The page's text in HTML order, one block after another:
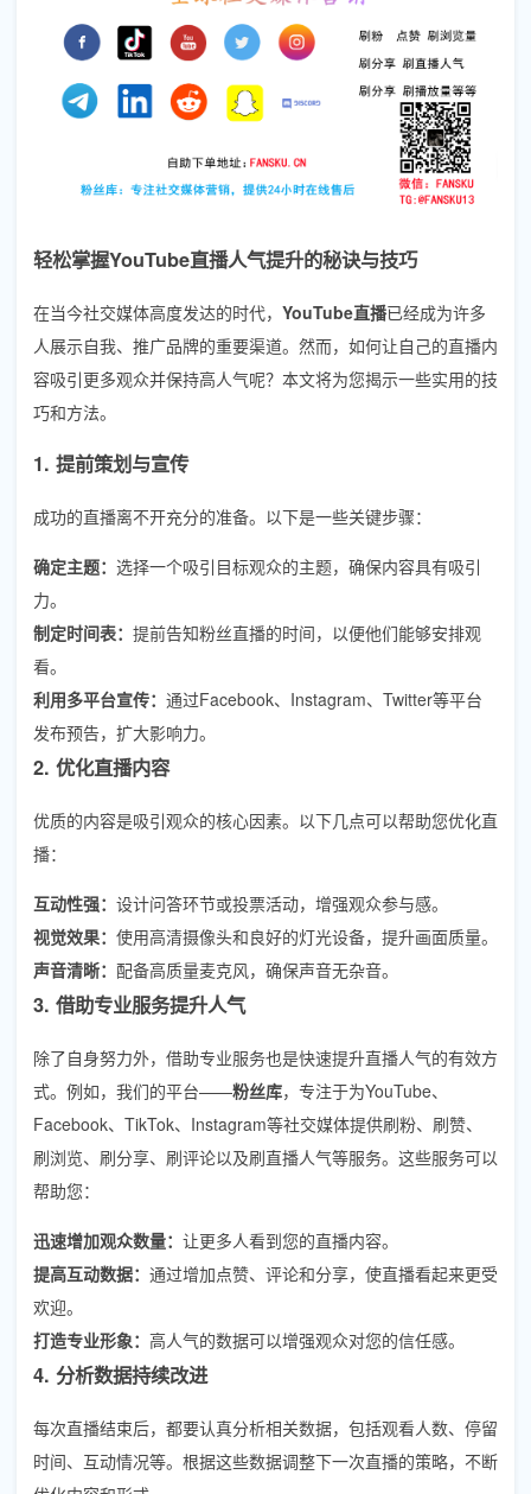
轻松掌握YouTube直播人气提升的秘诀与技巧
在当今社交媒体高度发达的时代， YouTube直播已经成为许多
人展示自我、推广品牌的重要渠道。然而，如何让自己的直播内
容吸引更多观众并保持高人气呢？本文将为您揭示一些实用的技
巧和方法。
1. 提前策划与宣传
成功的直播离不开充分的准备。以下是一些关键步骤：
确定主题： 选择一个吸引目标观众的主题，确保内容具有吸引
力。
制定时间表： 提前告知粉丝直播的时间，以便他们能够安排观
看。
利用多平台宣传： 通过Facebook、Instagram、Twitter等平台
发布预告，扩大影响力。
2. 优化直播内容
优质的内容是吸引观众的核心因素。以下几点可以帮助您优化直
播：
互动性强： 设计问答环节或投票活动，增强观众参与感。
视觉效果： 使用高清摄像头和良好的灯光设备，提升画面质量。
声音清晰： 配备高质量麦克风，确保声音无杂音。
3. 借助专业服务提升人气
除了自身努力外，借助专业服务也是快速提升直播人气的有效方
式。例如，我们的平台——粉丝库，专注于为YouTube、
Facebook、TikTok、Instagram等社交媒体提供刷粉、刷赞、
刷浏览、刷分享、刷评论以及刷直播人气等服务。这些服务可以
帮助您：
迅速增加观众数量： 让更多人看到您的直播内容。
提高互动数据： 通过增加点赞、评论和分享，使直播看起来更受
欢迎。
打造专业形象： 高人气的数据可以增强观众对您的信任感。
4. 分析数据持续改进
每次直播结束后，都要认真分析相关数据，包括观看人数、停留
时间、互动情况等。根据这些数据调整下一次直播的策略，不断